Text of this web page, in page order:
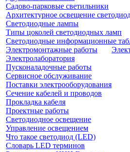
Садово-парковые светильники
Архитектурное освещение
Светодиодные лампы
Типы цоколей светодиодных ламп
Светодиодные информационные
Электромонтажные работы
Электролаборатория
Пусконаладочные работы
Сервисное обслуживание
Поставки электрооборудования
Сечение кабелей и проводов
Прокладка кабеля
Проектные работы
Светодиодное освещение
Управление освещением
Что такое светодиод (LED)
Словарь LED терминов